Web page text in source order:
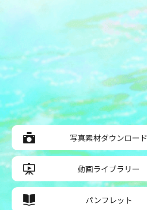
写真素材ダウンロード
動画ライブラリー
パンフレット